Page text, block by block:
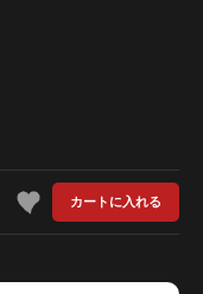
カートに入れる